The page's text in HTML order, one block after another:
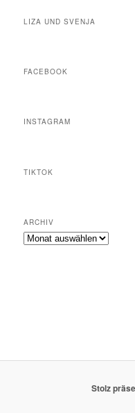
LIZA UND SVENJA
FACEBOOK
INSTAGRAM
TIKTOK
ARCHIV
Archiv
Stolz